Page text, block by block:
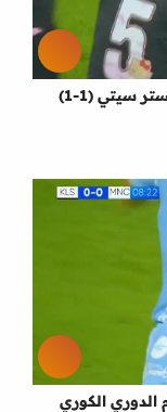
هدف تعادل نجوم الدوري الكوري مع مانشستر سيتي (1-1)
الكوري